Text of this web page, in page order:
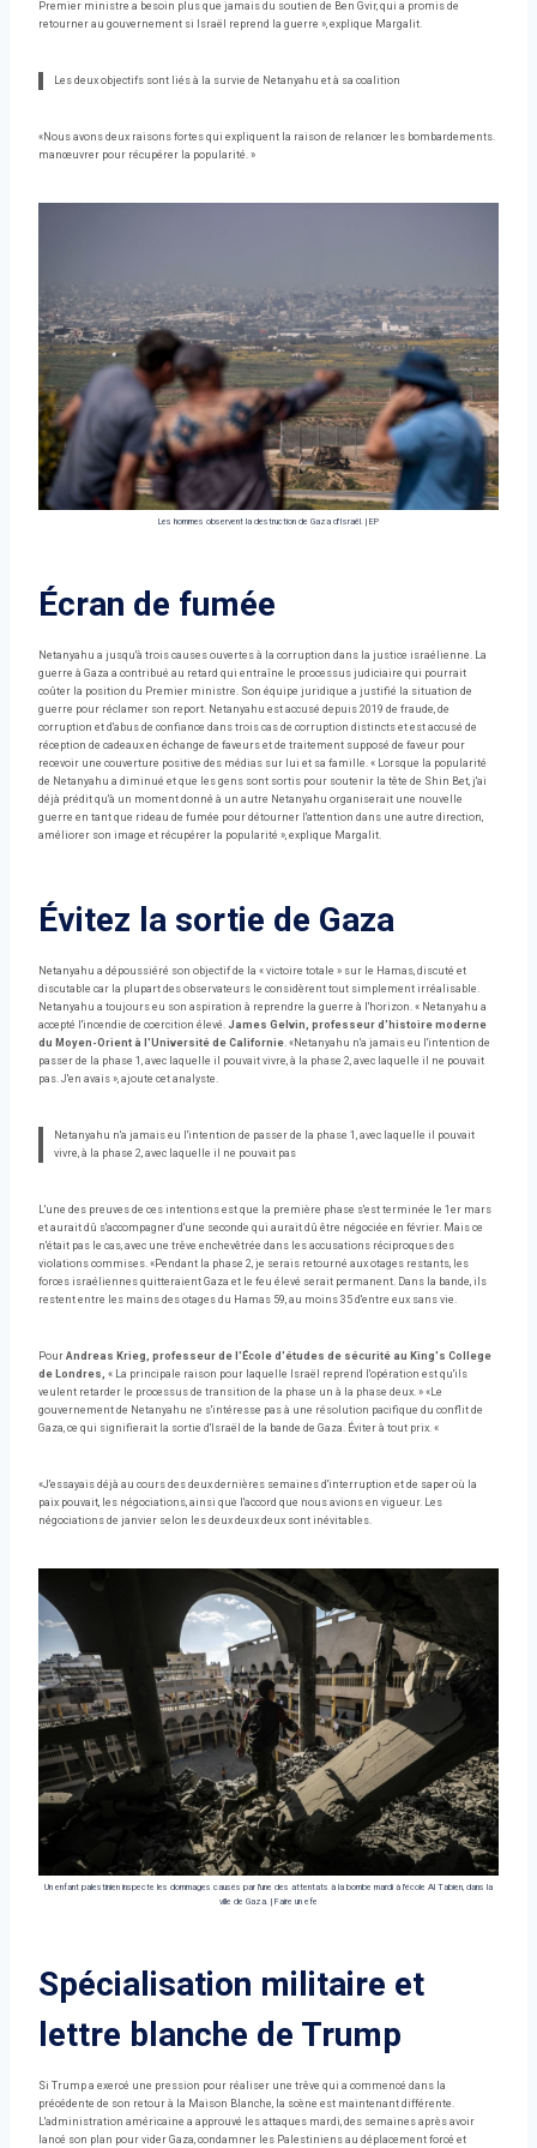
Premier ministre a besoin plus que jamais du soutien de Ben Gvir, qui a promis de
retourner au gouvernement si Israël reprend la guerre », explique Margalit.
Les deux objectifs sont liés à la survie de Netanyahu et à sa coalition
«Nous avons deux raisons fortes qui expliquent la raison de relancer les bombardements.
manœuvrer pour récupérer la popularité. »
Les hommes observent la destruction de Gaza d'Israël. | EP
Écran de fumée
Netanyahu a jusqu'à trois causes ouvertes à la corruption dans la justice israélienne. La
guerre à Gaza a contribué au retard qui entraîne le processus judiciaire qui pourrait
coûter la position du Premier ministre. Son équipe juridique a justifié la situation de
guerre pour réclamer son report. Netanyahu est accusé depuis 2019 de fraude, de
corruption et d'abus de confiance dans trois cas de corruption distincts et est accusé de
réception de cadeaux en échange de faveurs et de traitement supposé de faveur pour
recevoir une couverture positive des médias sur lui et sa famille. « Lorsque la popularité
de Netanyahu a diminué et que les gens sont sortis pour soutenir la tête de Shin Bet, j'ai
déjà prédit qu'à un moment donné à un autre Netanyahu organiserait une nouvelle
guerre en tant que rideau de fumée pour détourner l'attention dans une autre direction,
améliorer son image et récupérer la popularité », explique Margalit.
Évitez la sortie de Gaza
Netanyahu a dépoussiéré son objectif de la « victoire totale » sur le Hamas, discuté et
discutable car la plupart des observateurs le considèrent tout simplement irréalisable.
Netanyahu a toujours eu son aspiration à reprendre la guerre à l'horizon. « Netanyahu a
accepté l'incendie de coercition élevé. James Gelvin, professeur d'histoire moderne
du Moyen-Orient à l'Université de Californie . «Netanyahu n'a jamais eu l'intention de
passer de la phase 1, avec laquelle il pouvait vivre, à la phase 2, avec laquelle il ne pouvait
pas. J'en avais », ajoute cet analyste.
Netanyahu n'a jamais eu l'intention de passer de la phase 1, avec laquelle il pouvait
vivre, à la phase 2, avec laquelle il ne pouvait pas
L'une des preuves de ces intentions est que la première phase s'est terminée le 1er mars
et aurait dû s'accompagner d'une seconde qui aurait dû être négociée en février. Mais ce
n'était pas le cas, avec une trêve enchevêtrée dans les accusations réciproques des
violations commises. «Pendant la phase 2, je serais retourné aux otages restants, les
forces israéliennes quitteraient Gaza et le feu élevé serait permanent. Dans la bande, ils
restent entre les mains des otages du Hamas 59, au moins 35 d'entre eux sans vie.
Pour Andreas Krieg, professeur de l'École d'études de sécurité au King's College
de Londres, « La principale raison pour laquelle Israël reprend l'opération est qu'ils
veulent retarder le processus de transition de la phase un à la phase deux. » «Le
gouvernement de Netanyahu ne s'intéresse pas à une résolution pacifique du conflit de
Gaza, ce qui signifierait la sortie d'Israël de la bande de Gaza. Éviter à tout prix. «
«J'essayais déjà au cours des deux dernières semaines d'interruption et de saper où la
paix pouvait, les négociations, ainsi que l'accord que nous avions en vigueur. Les
négociations de janvier selon les deux deux deux sont inévitables.
Un enfant palestinien inspecte les dommages causés par l'une des attentats à la bombe mardi à l'école Al Tabien, dans la
ville de Gaza. | Faire un efe
Spécialisation militaire et
lettre blanche de Trump
Si Trump a exercé une pression pour réaliser une trêve qui a commencé dans la
précédente de son retour à la Maison Blanche, la scène est maintenant différente.
L'administration américaine a approuvé les attaques mardi, des semaines après avoir
lancé son plan pour vider Gaza, condamner les Palestiniens au déplacement forcé et